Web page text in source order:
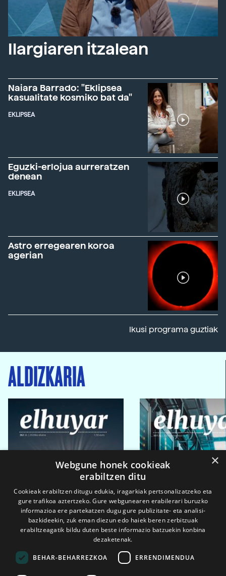
Ilargiaren itzalean
Naiara Barrado: "Eklipsea
kasualitate kosmiko bat da"
EKLIPSEA
Eguzki-erlojua aurreratzen
denean
EKLIPSEA
Astro erregearen koroa
agerian
Ikusi programa guztiak
ALDIZKARIA
×
Webgune honek cookieak
erabiltzen ditu
Cookieak erabiltzen ditugu edukia, iragarkiak pertsonalizatzeko eta
gure trafikoa aztertzeko. Gure webgunearen erabilerari buruzko
informazioa ere partekatzen dugu gure publizitate- eta analisi-
bazkideekin, zuk eman diezun edo haiek beren zerbitzuak
erabiltzeagatik bildu duten beste informazio batzuekin konbina
dezaketenak.
BEHAR-BEHARREZKOA ERRENDIMENDUA